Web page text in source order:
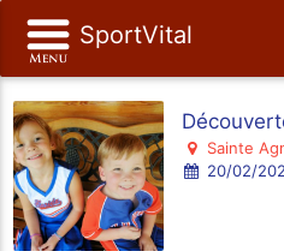
SportVital
Sainte
20/02/